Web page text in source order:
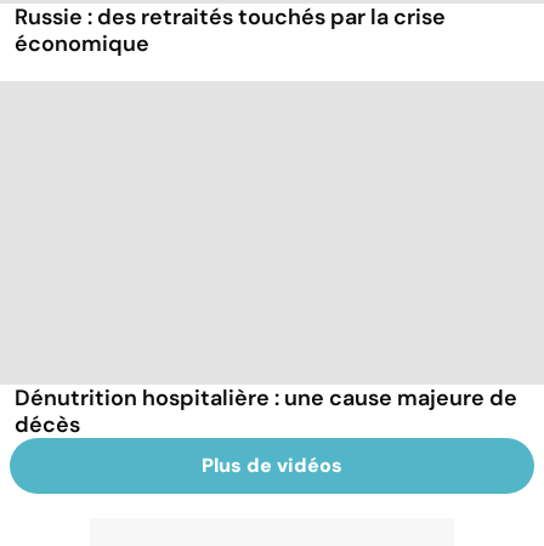
Russie : des retraités touchés par la crise
économique
Dénutrition hospitalière : une cause majeure de
décès
Plus de vidéos